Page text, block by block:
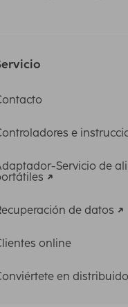
e
Servicio de
de datos
online
en